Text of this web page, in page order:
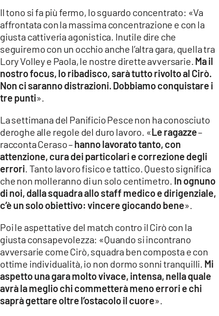
App
ANDROID
APPLE
Il tono si fa più fermo, lo sguardo concentrato: «Va
affrontata con la massima concentrazione e con la
giusta cattiveria agonistica. Inutile dire che
seguiremo con un occhio anche l’altra gara, quella tra
Lory Volley e Paola, le nostre dirette avversarie. Ma il
nostro focus, lo ribadisco, sarà tutto rivolto al Cirò.
Non ci saranno distrazioni. Dobbiamo conquistare i
tre punti».
La settimana del Panificio Pesce non ha conosciuto
deroghe alle regole del duro lavoro. «Le ragazze–
racconta Ceraso –hanno lavorato tanto, con
attenzione, cura dei particolari e correzione degli
errori . Tanto lavoro fisico e tattico. Questo significa
che non molleranno di un solo centimetro. In ognuno
di noi, dalla squadra allo staff medico e dirigenziale,
c’è un solo obiettivo: vincere giocando bene».
Poi le aspettative del match contro il Cirò con la
giusta consapevolezza: «Quando si incontrano
avversarie come Cirò, squadra ben composta e con
ottime individualità, io non dormo sonni tranquilli. Mi
aspetto una gara molto vivace, intensa, nella quale
avrà la meglio chi commetterà meno errori e chi
saprà gettare oltre l’ostacolo il cuore».